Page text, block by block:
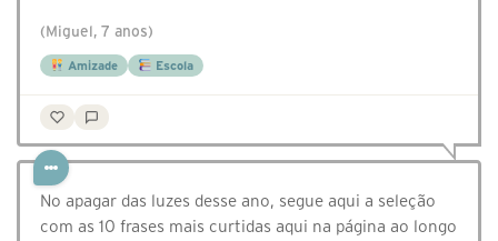
(Miguel, 7 anos)
Amizade Escola
No apagar das luzes desse ano, segue aqui a seleção
com as 10 frases mais curtidas aqui na página ao longo